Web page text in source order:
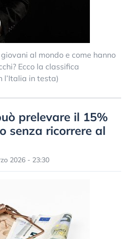
al mondo e come hanno
Ecco la classifica
in testa)
prelevare il 15%
senza ricorrere al
2026 - 23:30